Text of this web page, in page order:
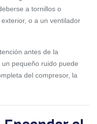
a tornillos o
o a un ventilador
antes de la
pequeño ruido puede
del compresor, la